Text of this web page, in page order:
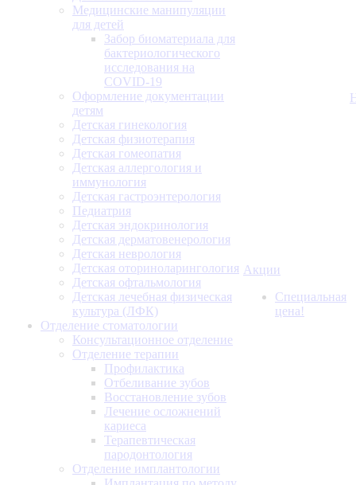
Медицинские манипуляции
для детей
Забор биоматериала для
бактериологического
исследования на
COVID-19
Оформление документации
детям
Детская гинекология
Детская физиотерапия
Детская гомеопатия
Детская аллергология и
иммунология
Детская гастроэнтерология
Педиатрия
Детская эндокринология
Детская дерматовенерология
Детская неврология
Детская оториноларингология
Детская офтальмология
Детская лечебная физическая
культура (ЛФК)
Отделение стоматологии
Консультационное отделение
Отделение терапии
Профилактика
Отбеливание зубов
Восстановление зубов
Лечение осложнений
кариеса
Терапевтическая
пародонтология
Отделение имплантологии
Акции
Специальная
цена!